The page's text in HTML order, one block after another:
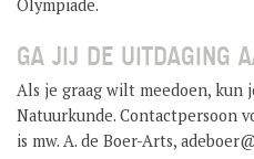
Olympiade.
GA JIJ DE UITDAGING
Als je graag wilt meedoen, kun
Natuurkunde. Contactpersoon
is mw. A. de Boer-Arts,